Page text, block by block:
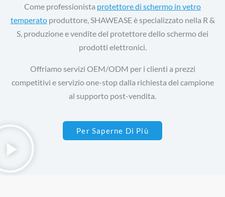
Come professionista protettore di schermo in vetro
temperatoproduttore, SHAWEASE è specializzato nella R &
S, produzione e vendite del protettore dello schermo dei
prodotti elettronici.
Offriamo servizi OEM/ODM per i clienti a prezzi
competitivi e servizio one-stop dalla richiesta del campione
al supporto post-vendita.
Per Saperne Di Più